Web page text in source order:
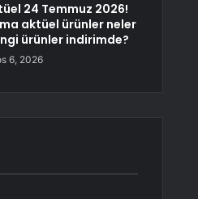
24 Temmuz 2026!
aktüel ürünler neler
ürünler indirimde?
6, 2026